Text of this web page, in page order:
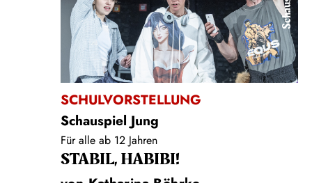
SCHULVORSTELLUNG
Schauspiel Jung
Für alle ab 12 Jahren
STABIL, HABIBI!